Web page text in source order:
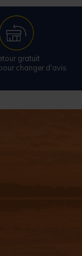
gratuit
changer d'avis